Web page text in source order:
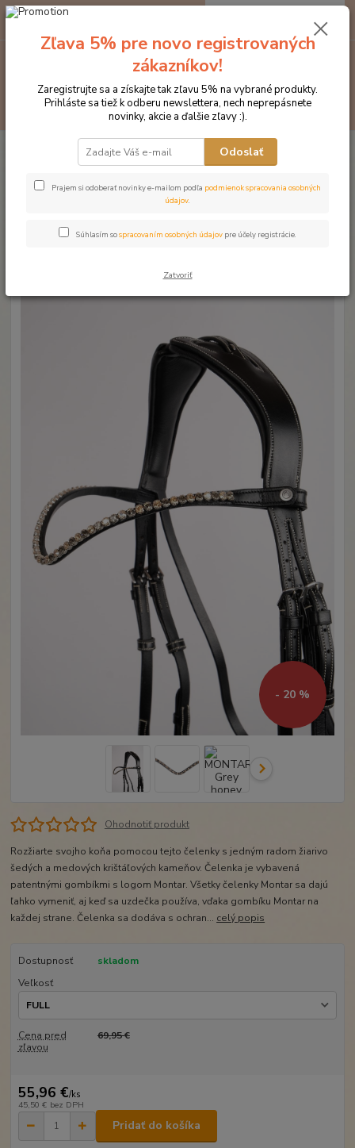
Hľadať
za0 €
Značka oblečenia MONTAR ZĽAVY!
Čelenky na uzdečky
MONTAR Grey honey crystal čierna
MONTAR Grey honey crystal
čierna
- 20 %
Ohodnotiť produkt
Rozžiarte svojho koňa pomocou tejto čelenky s jedným radom žiarivo
šedých a medových krištáľových kameňov. Čelenka je vybavená
patentnými gombíkmi s logom Montar. Všetky čelenky Montar sa dajú
ľahko vymeniť, aj keď sa uzdečka používa, vďaka gombíku Montar na
každej strane. Čelenka sa dodáva s ochran... celý popis
Dostupnosť
skladom
Veľkosť
Cena pred
zľavou
69,95 €
55,96 €/ks
45,50 € bez DPH
Pridať do košíka
Zľava 5% pre novo registrovaných
zákazníkov!
Zaregistrujte sa a získajte tak zľavu 5% na vybrané produkty.
Prihláste sa tiež k odberu newslettera, nech neprepásnete
novinky, akcie a ďalšie zľavy :).
Odoslať
Prajem si odoberať novinky e-mailom podľa podmienok spracovania osobných
údajov.
Súhlasím sospracovaním osobných údajov pre účely registrácie.
Zatvoriť